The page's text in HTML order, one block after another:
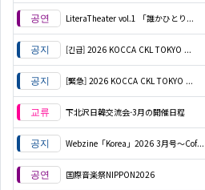
LiteraTheater vol.1 「誰かひとり...
[긴급] 2026 KOCCA CKL TOKYO ...
[緊急] 2026 KOCCA CKL TOKYO ...
下北沢日韓交流会-3月の開催日程
Webzine「Korea」2026 3月号～Cof...
国際音楽祭NIPPON2026